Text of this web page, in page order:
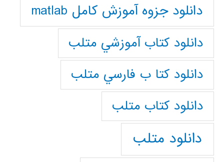
دانلود جزوه آموزش کامل matlab
دانلود كتاب آموزشي متلب
دانلود كتا ب فارسي متلب
دانلود كتاب متلب
دانلود متلب